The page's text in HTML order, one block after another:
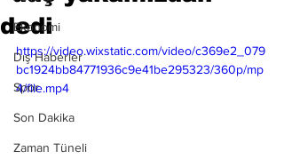
Ekonomi
Dış Haberler
Spor
Son Dakika
Zaman Tüneli
dedi
https://video.wixstatic.com/video/c369e2_079
bc1924bb84771936c9e41be295323/360p/mp
4/file.mp4